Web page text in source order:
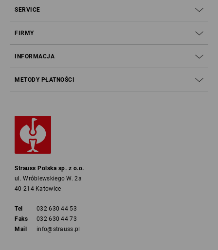
SERVICE
FIRMY
INFORMACJA
METODY PŁATNOŚCI
Strauss Polska sp. z o.o.
ul. Wróblewskiego W. 2a
40-214 Katowice
Tel
032 630 44 53
Faks
032 630 44 73
Mail
info@strauss.pl